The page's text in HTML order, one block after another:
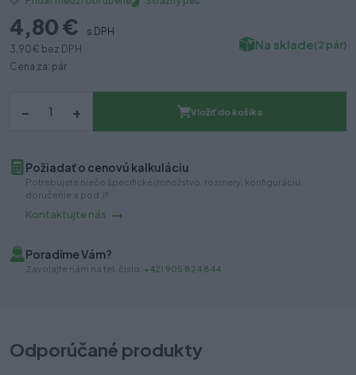
4,80 €
s DPH
3,90 € bez DPH
Cena za: pár
Na sklade(2 pár)
– + Vložiť do košíka
Požiadať o cenovú kalkuláciu
Potrebujete niečo špecifické (množstvo, rozmery, konfiguráciu,
doručenie a pod.)?
Kontaktujte nás
Poradíme Vám?
Zavolajte nám na tel. číslo: +421 905 824 844
Odporúčané produkty